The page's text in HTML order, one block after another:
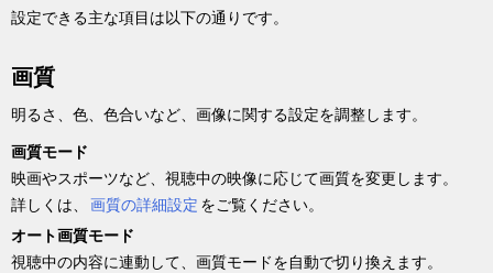
設定できる主な項目は以下の通りです。
画質
明るさ、色、色合いなど、画像に関する設定を調整します。
画質モード
映画やスポーツなど、視聴中の映像に応じて画質を変更します。
詳しくは、 画質の詳細設定 をご覧ください。
オート画質モード
視聴中の内容に連動して、画質モードを自動で切り換えます。